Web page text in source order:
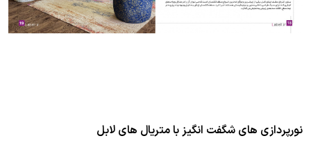
نورپردازی های شگفت انگیز با متریال های لابل